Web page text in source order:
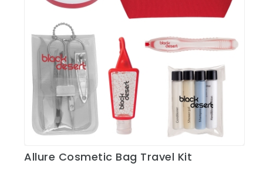
Ver Detalles
Allure Cosmetic Bag Travel Kit